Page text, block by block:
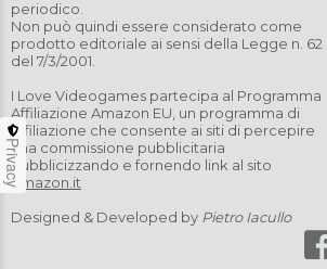
periodico.
Non può quindi essere considerato come
prodotto editoriale ai sensi della Legge n. 62
del 7/3/2001.
I Love Videogames partecipa al Programma
Affiliazione Amazon EU, un programma di
affiliazione che consente ai siti di percepire
una commissione pubblicitaria
pubblicizzando e fornendo link al sito
Amazon.it
Designed & Developed by Pietro Iacullo
Privacy